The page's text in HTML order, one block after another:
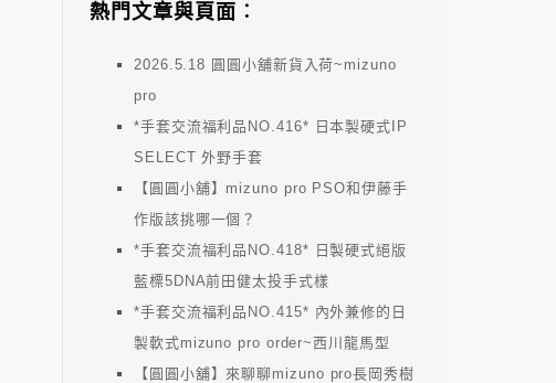
熱門文章與頁面︰
2026.5.18 圓圓小舖新貨入荷~mizuno
pro
*手套交流福利品NO.416* 日本製硬式IP
SELECT 外野手套
【圓圓小舖】mizuno pro PSO和伊藤手
作版該挑哪一個？
*手套交流福利品NO.418* 日製硬式絕版
藍標5DNA前田健太投手式樣
*手套交流福利品NO.415* 內外兼修的日
製軟式mizuno pro order~西川龍馬型
【圓圓小舖】來聊聊mizuno pro長岡秀樹